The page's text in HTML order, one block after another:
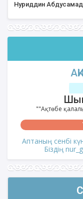
Нуриддин
""Ақтөбе
Аптаның сенбі
Біздің